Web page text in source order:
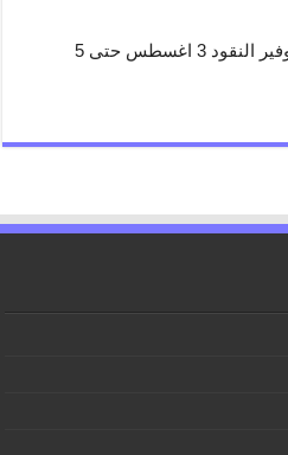
عروض كي إم الشارقة اليوم توفير النقود 3 اغسطس حتى 5